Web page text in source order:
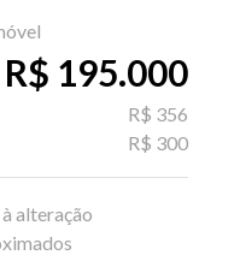
R$ 195.000
R$ 356
R$ 300
alteração